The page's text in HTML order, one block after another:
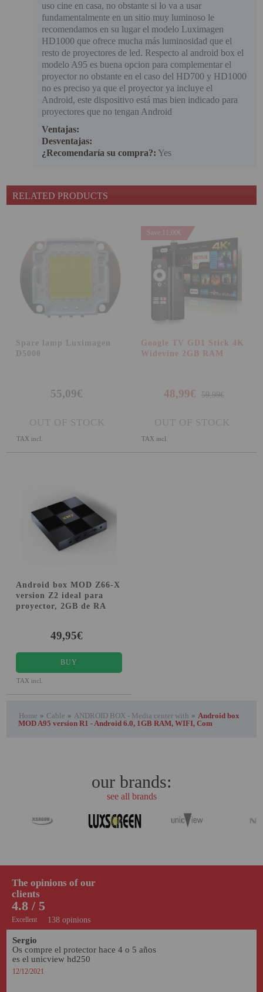
uso cine en casa, no obstante si lo va a usar
fundamentalmente en un sitio muy luminoso le
recomendamos en su lugar el modelo Luximagen
HD1000 que ofrece mucha más luminosidad que el
resto de proyectores de led. Respecto al android box el
modelo A95 es buena opcion para complementar el
proyector no obstante en el caso del HD700 y HD1000
no es preciso ya que el proyector ya incluye el
Android, este dispositivo está mas bien indicado para
proyectores que no tengan Android
Ventajas:
Desventajas:
¿Recomendaría su compra?: Yes
RELATED PRODUCTS
Spare lamp Luximagen
D5000
55,09€
OUT OF STOCK
TAX incl.
Save 11,00€
Google TV GD1 Stick 4K
Widevine 2GB RAM
48,99€ 59,99€
OUT OF STOCK
TAX incl.
Android box MOD Z66-X
version Z2 ideal para
proyector, 2GB de RA
49,95€
BUY
TAX incl.
Home » Cable » ANDROID BOX - Media center with » Android box
MOD A95 version R1 - Android 6.0, 1GB RAM, WIFI, Com
our brands:
see all brands
138 opinions
4.8 / 5
Excellent
The opinions of our
clients
Sergio
Os compre el protector hace 4 o 5 años
es el unicview hd250
12/12/2021